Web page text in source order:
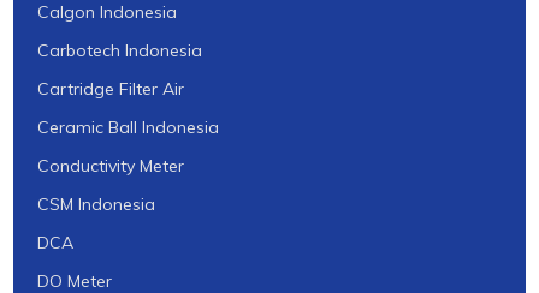
Calgon Indonesia
Carbotech Indonesia
Cartridge Filter Air
Ceramic Ball Indonesia
Conductivity Meter
CSM Indonesia
DCA
DO Meter